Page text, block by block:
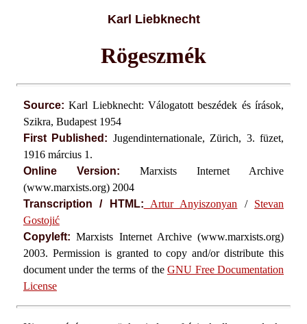
Karl Liebknecht
Rögeszmék
Source: Karl Liebknecht: Válogatott beszédek és írások,
Szikra, Budapest 1954
First Published: Jugendinternationale, Zürich, 3. füzet,
1916 március 1.
Online Version: Marxists Internet Archive
(www.marxists.org) 2004
Transcription / HTML: Artur Anyiszonyan / Stevan
Gostojić
Copyleft:Marxists Internet Archive (www.marxists.org)
2003. Permission is granted to copy and/or distribute this
document under the terms of theGNU Free Documentation
License